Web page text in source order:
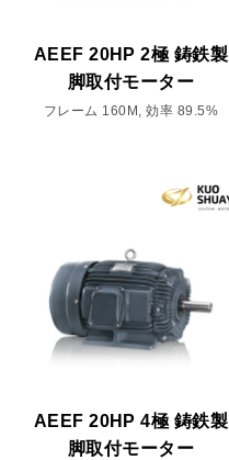
AEEF 20HP 2極 鋳鉄製
脚取付モーター
フレーム 160M, 効率 89.5%
AEEF 20HP 4極 鋳鉄製
脚取付モーター